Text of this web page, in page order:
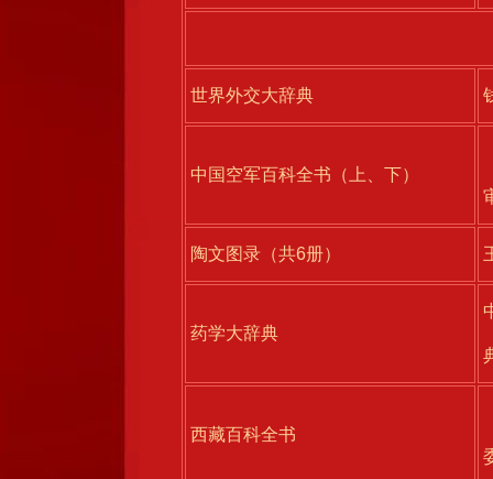
世界外交大辞典
中国空军百科全书（上、下）
陶文图录（共6册）
药学大辞典
西藏百科全书